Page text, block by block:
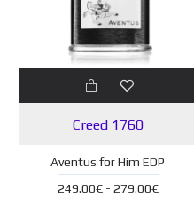
Creed 1760
Aventus for Him EDP
249.00€ - 279.00€